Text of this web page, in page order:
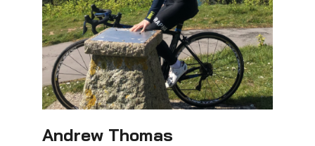
Andrew Thomas